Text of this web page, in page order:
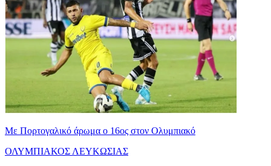
Με Πορτογαλικό άρωμα ο 16ος στον Ολυμπιακό
ΟΛΥΜΠΙΑΚΟΣ ΛΕΥΚΩΣΙΑΣ